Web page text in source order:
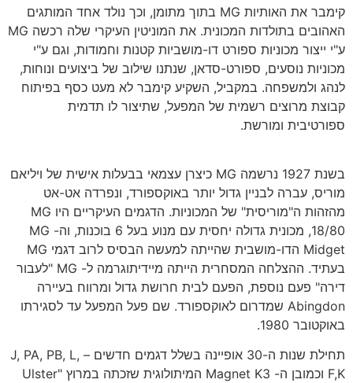
קימבר את האותיות MG בתוך מתומן, וכך נולד אחד המותגים
האהובים בתולדות המכונית. את המוניטין העיקרי שלה רכשה MG
ע"י ייצור מכוניות ספורט דו-מושביות קטנות וחמודות, וגם ע"י
מכוניות נוסעים, ספורט-סדאן, שנתנו שילוב של ביצועים ונוחות,
לנהג ולמשפחה. במקביל, השקיע קימבר לא מעט כסף בפיתוח
קבוצת מרוצים רשמית של המפעל, שתיצור לו תדמית
ספורטיבית ומורשת.
בשנת 1927 נרשמה MG כיצרן עצמאי בבעלות אישית של ויליאם
מוריס, עברה לבניין גדול יותר באוקספורד, ונפרדה אט-אט
מהזהות ה"מוריסית" של המכוניות. הדגמים העיקריים היו MG
18/80, מכונית גדולה יחסית עם מנוע בעל 6 בוכנות, וה- MG
Midget הדו-מושבית שהייתה למעשה הבסיס לרוב דגמי MG
בעתיד. ההצלחה המסחרית הייתה מיידיתוגרמה ל- MG "לעבור
דירה" פעם נוספת, הפעם לבית חרושת גדול ומרווח בעיירה
Abingdon שמדרום לאוקספורד. שם פעל המפעל עד לסגירתו
באוקטובר 1980.
תחילת שנות ה-30 אופיינה בשלל דגמים חדשים – J, PA, PB, L,
F,K וכמובן ה- Magnet K3 המיתולוגית שזכתה במרוץ "Ulster